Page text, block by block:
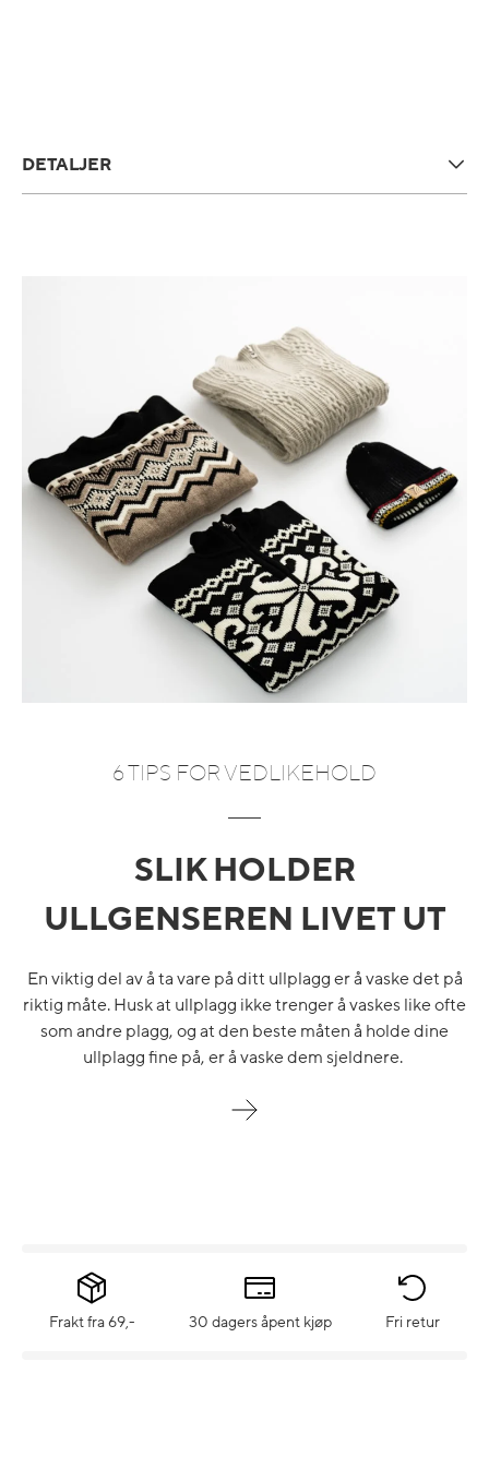
DETALJER
6 TIPS FOR VEDLIKEHOLD
SLIK HOLDER
ULLGENSEREN LIVET UT
En viktig del av å ta vare på ditt ullplagg er å vaske det på
riktig måte. Husk at ullplagg ikke trenger å vaskes like ofte
som andre plagg, og at den beste måten å holde dine
ullplagg fine på, er å vaske dem sjeldnere.
Frakt fra 69,- 30 dagers åpent kjøp Fri retur